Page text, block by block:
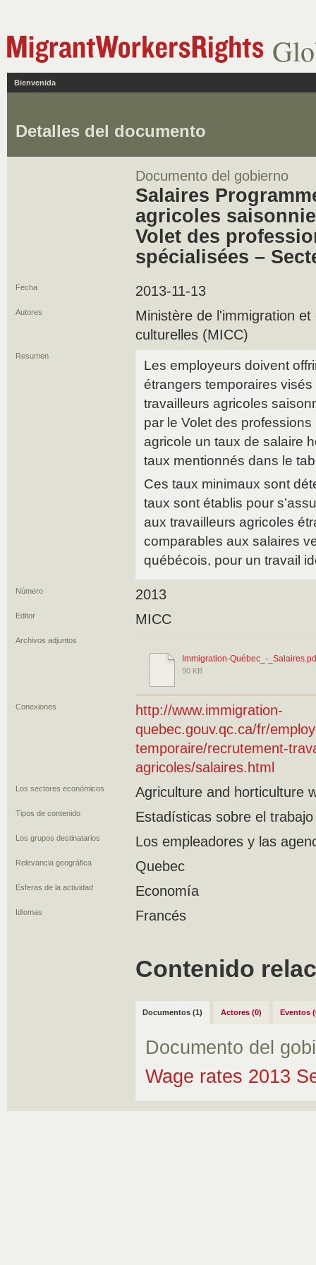
Bienvenida
Detalles del documento
Documento del gobierno
Salaires
agricoles
Volet des
spécialisées –
Fecha 2013-11-13
Autores
Ministère de l'immigration
culturelles (MICC)
Resumen
Les employeurs doivent
étrangers temporaires
travailleurs agricoles
par le Volet des
agricole un taux de salaire
taux mentionnés dans le
Ces taux minimaux sont
taux sont établis pour
aux travailleurs agricoles
comparables aux salaires
québécois, pour un travail
Número 2013
Editor MICC
Archivos adjuntos
Immigration-Québec_-
90 KB
Conexiones
http://www.immigration-
quebec.gouv.qc.ca/fr/
temporaire/recrutement-
agricoles/salaires.html
Los sectores económicos Agriculture and horticulture
Tipos de contenido Estadísticas sobre el
Los grupos destinatarios Los empleadores y las
Relevancia geográfica Quebec
Esferas de la actividad Economía
Idiomas Francés
Contenido
Documentos (1) Actores (0) Eventos
Documento del
Wage rates 2013